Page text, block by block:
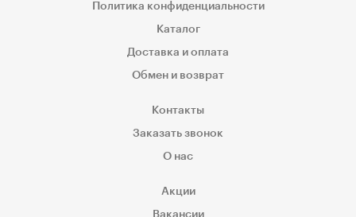
Политика конфиденциальности
Каталог
Доставка и оплата
Обмен и возврат
Контакты
Заказать звонок
О нас
Акции